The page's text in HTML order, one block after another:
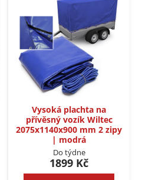
Vysoká plachta na
přívěsný vozík Wiltec
2075x1140x900 mm 2 zipy
| modrá
Do týdne
1899 Kč